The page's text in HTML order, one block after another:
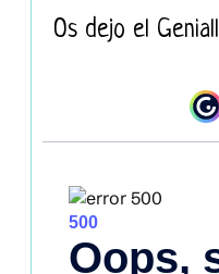
Os dejo el